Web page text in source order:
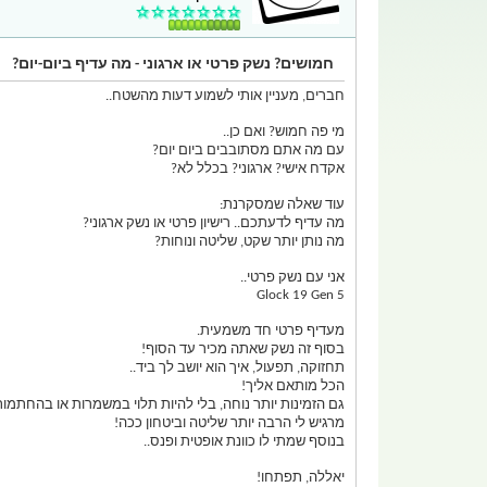
חמושים? נשק פרטי או ארגוני - מה עדיף ביום-יום?
חברים, מעניין אותי לשמוע דעות מהשטח..
מי פה חמוש? ואם כן..
עם מה אתם מסתובבים ביום יום?
אקדח אישי? ארגוני? בכלל לא?
עוד שאלה שמסקרנת:
מה עדיף לדעתכם.. רישיון פרטי או נשק ארגוני?
מה נותן יותר שקט, שליטה ונוחות?
אני עם נשק פרטי..
Glock 19 Gen 5
מעדיף פרטי חד משמעית.
בסוף זה נשק שאתה מכיר עד הסוף!
תחזוקה, תפעול, איך הוא יושב לך ביד..
הכל מותאם אליך!
גם הזמינות יותר נוחה, בלי להיות תלוי במשמרות או
מרגיש לי הרבה יותר שליטה וביטחון ככה!
בנוסף שמתי לו כוונת אופטית ופנס..
יאללה, תפתחו!